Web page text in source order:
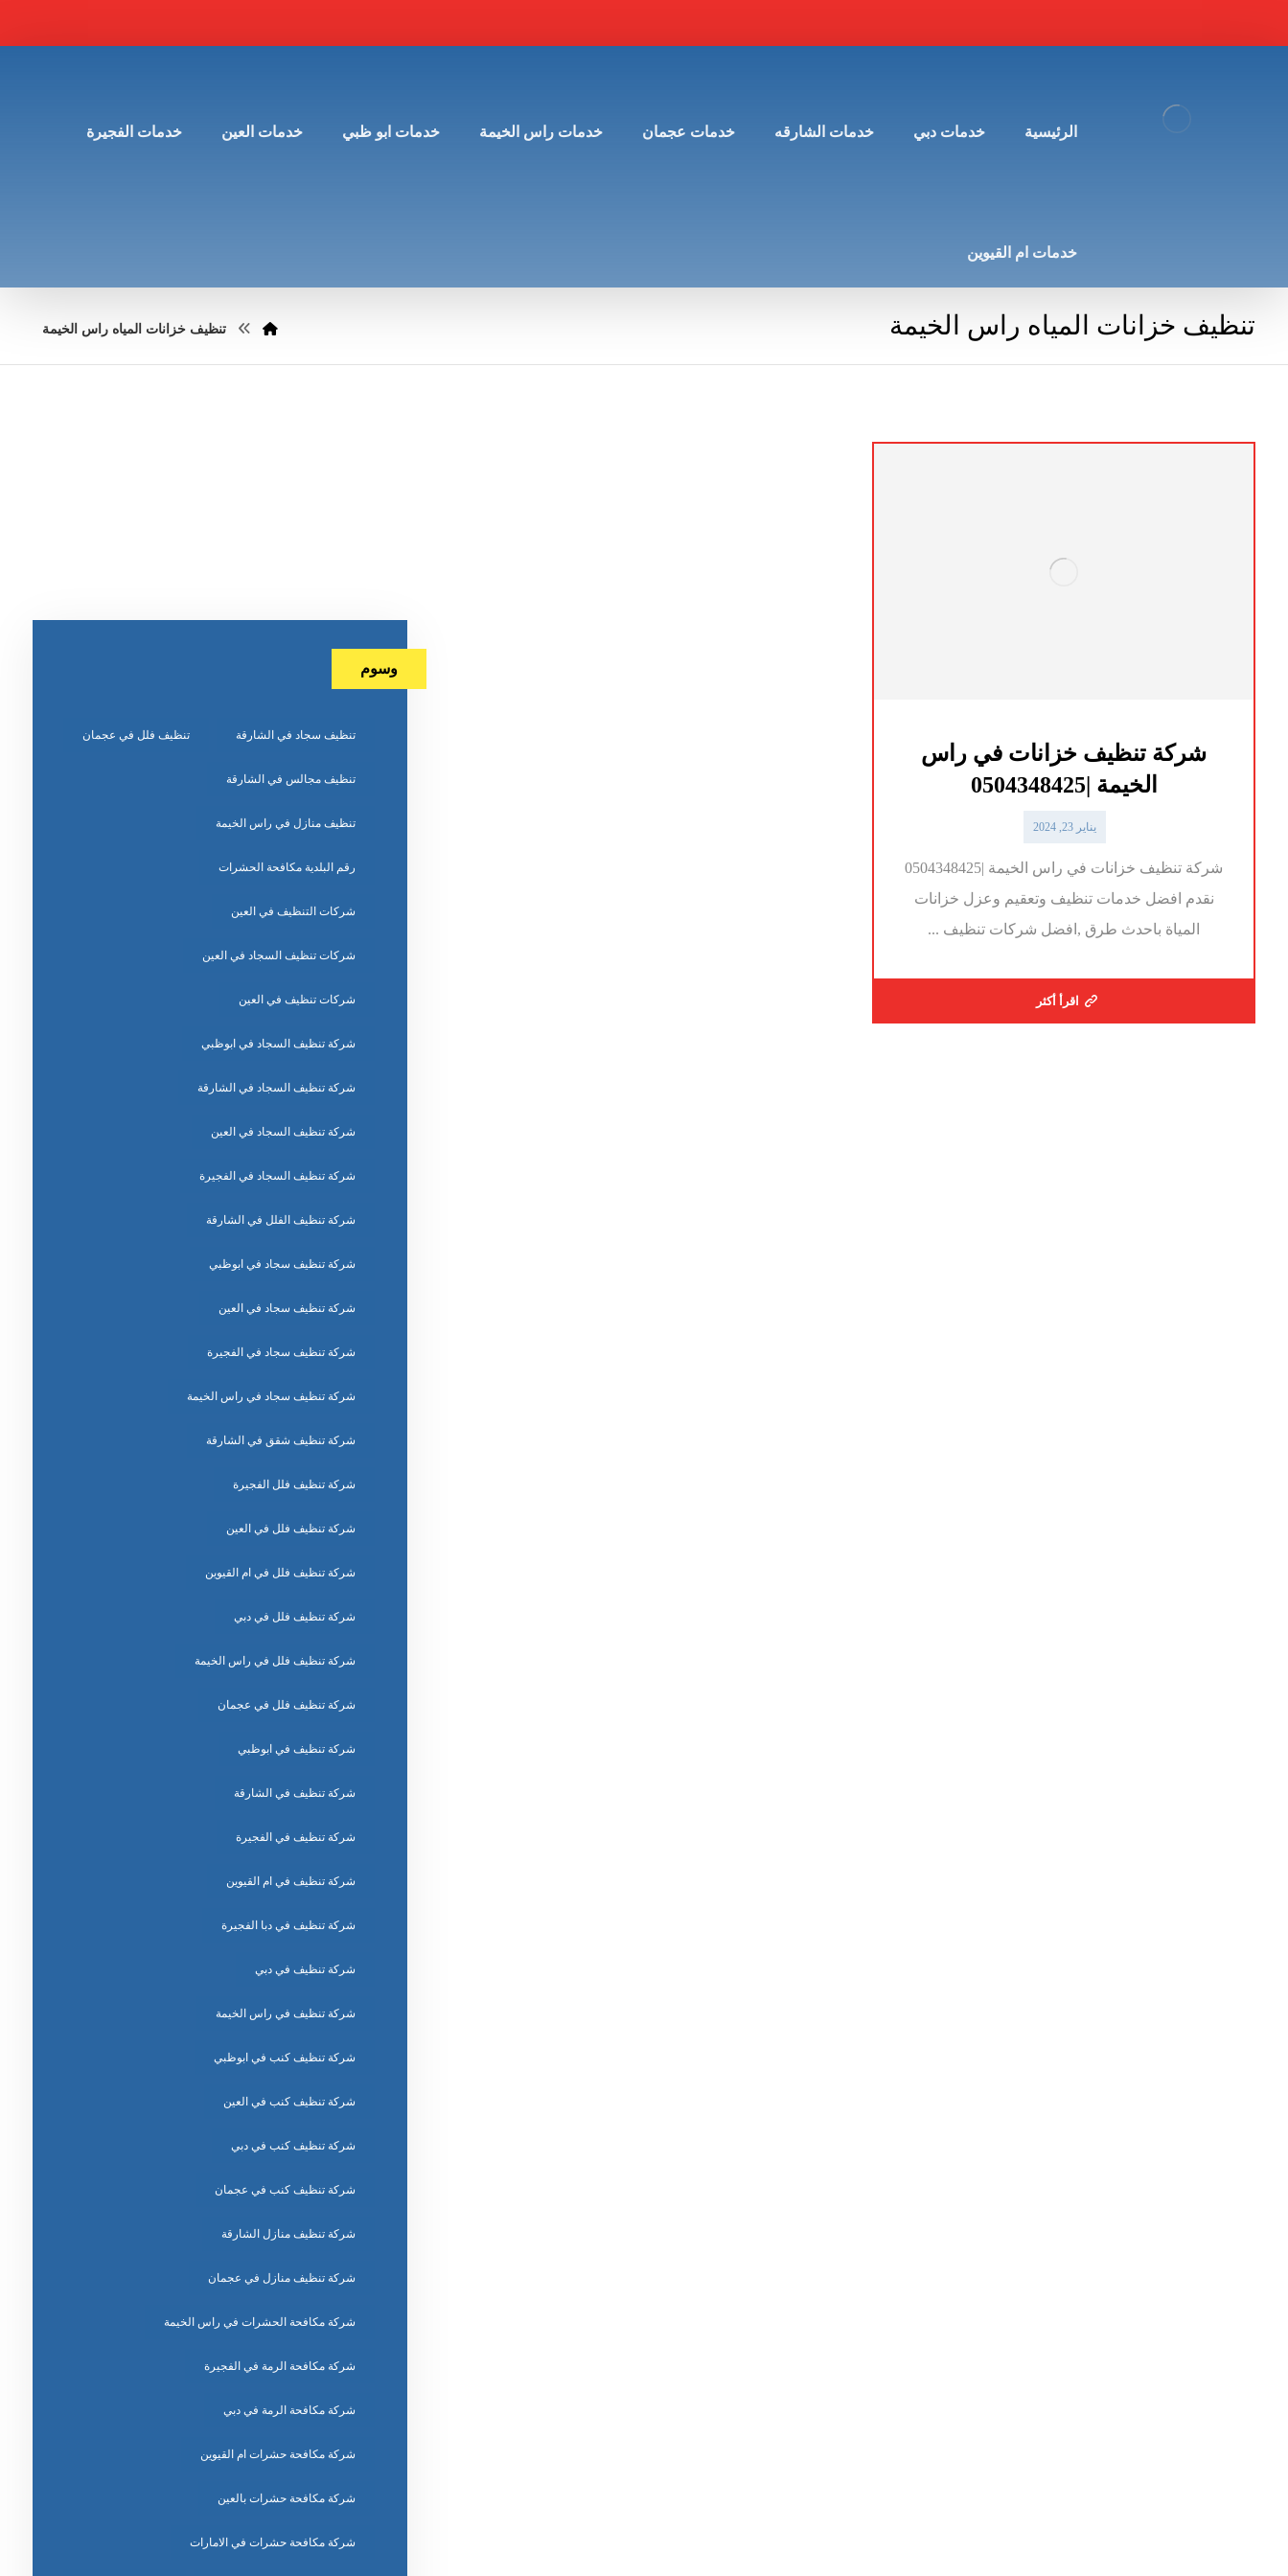
الرئيسية خدمات دبي خدمات الشارقه خدمات عجمان خدمات راس الخيمة خدمات ابو ظبي خدمات العين خدمات الفجيرة
خدمات ام القيوين
تنظيف خزانات المياه راس الخيمة تنظيف خزانات المياه راس الخيمة
شركة تنظيف خزانات في راس
الخيمة |0504348425
يناير 23, 2024
شركة تنظيف خزانات في راس الخيمة |0504348425
نقدم افضل خدمات تنظيف وتعقيم وعزل خزانات
المياة باحدث طرق ,افضل شركات تنظيف ...
اقرأ أكثر
وسوم
تنظيف سجاد في الشارقة تنظيف فلل في عجمان
تنظيف مجالس في الشارقة
تنظيف منازل في راس الخيمة
رقم البلدية مكافحة الحشرات
شركات التنظيف في العين
شركات تنظيف السجاد في العين
شركات تنظيف في العين
شركة تنظيف السجاد في ابوظبي
شركة تنظيف السجاد في الشارقة
شركة تنظيف السجاد في العين
شركة تنظيف السجاد في الفجيرة
شركة تنظيف الفلل في الشارقة
شركة تنظيف سجاد في ابوظبي
شركة تنظيف سجاد في العين
شركة تنظيف سجاد في الفجيرة
شركة تنظيف سجاد في راس الخيمة
شركة تنظيف شقق في الشارقة
شركة تنظيف فلل الفجيرة
شركة تنظيف فلل في العين
شركة تنظيف فلل في ام القيوين
شركة تنظيف فلل في دبي
شركة تنظيف فلل في راس الخيمة
شركة تنظيف فلل في عجمان
شركة تنظيف في ابوظبي
شركة تنظيف في الشارقة
شركة تنظيف في الفجيرة
شركة تنظيف في ام القيوين
شركة تنظيف في دبا الفجيرة
شركة تنظيف في دبي
شركة تنظيف في راس الخيمة
شركة تنظيف كنب في ابوظبي
شركة تنظيف كنب في العين
شركة تنظيف كنب في دبي
شركة تنظيف كنب في عجمان
شركة تنظيف منازل الشارقة
شركة تنظيف منازل في عجمان
شركة مكافحة الحشرات في راس الخيمة
شركة مكافحة الرمة في الفجيرة
شركة مكافحة الرمة في دبي
شركة مكافحة حشرات ام القيوين
شركة مكافحة حشرات بالعين
شركة مكافحة حشرات في الامارات